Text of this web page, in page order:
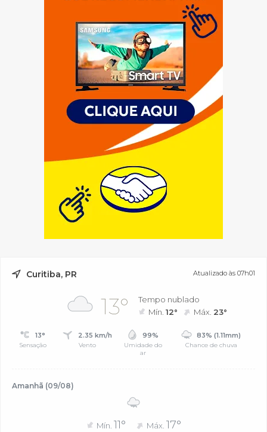
Curitiba, PR Atualizado às 07h01
13°
Tempo nublado
Mín.12° Máx. 23°
13°
Sensação
2.35 km/h
Vento
99%
Umidade do
ar
83% (1.11mm)
Chance de chuva
Amanhã (09/08)
Mín. 11° Máx. 17°